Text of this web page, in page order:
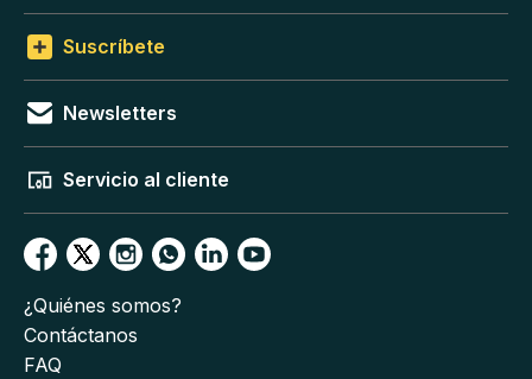
Suscríbete
Newsletters
Servicio al cliente
¿Quiénes somos?
Contáctanos
FAQ